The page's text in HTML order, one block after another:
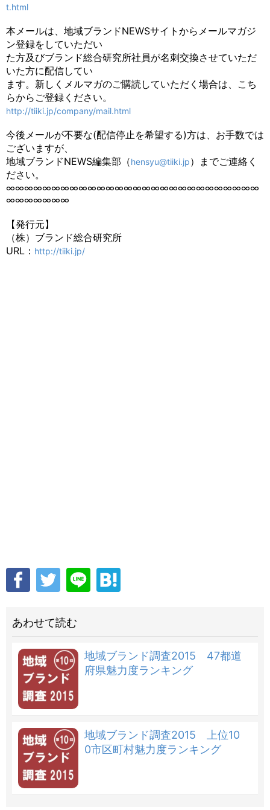
t.html
本メールは、地域ブランドNEWSサイトからメールマガジ
ン登録をしていただい
た方及びブランド総合研究所社員が名刺交換させていただ
いた方に配信してい
ます。新しくメルマガのご購読していただく場合は、こち
らからご登録ください。
http://tiiki.jp/company/mail.html
今後メールが不要な(配信停止を希望する)方は、お手数では
ございますが、
地域ブランドNEWS編集部（hensyu@tiiki.jp）までご連絡く
ださい。
∞∞∞∞∞∞∞∞∞∞∞∞∞∞∞∞∞∞∞∞∞∞∞∞∞∞∞∞
∞∞∞∞∞∞∞
【発行元】
（株）ブランド総合研究所
URL： http://tiiki.jp/
あわせて読む
地域ブランド調査2015 47都道
府県魅力度ランキング
地域ブランド調査2015 上位10
0市区町村魅力度ランキング